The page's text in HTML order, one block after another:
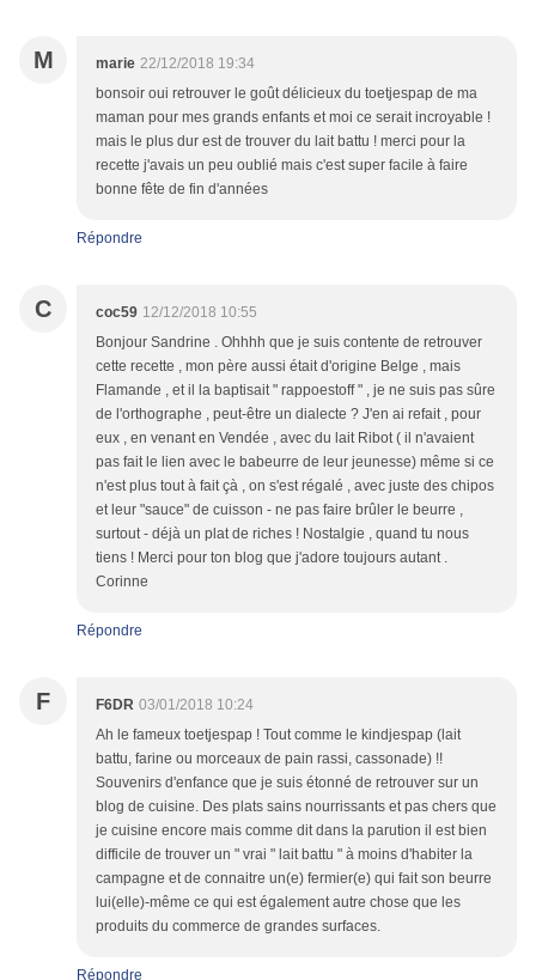
M marie 22/12/2018 19:34
bonsoir oui retrouver le goût délicieux du toetjespap de ma
maman pour mes grands enfants et moi ce serait incroyable !
mais le plus dur est de trouver du lait battu ! merci pour la
recette j'avais un peu oublié mais c'est super facile à faire
bonne fête de fin d'années
Répondre
C coc59 12/12/2018 10:55
Bonjour Sandrine . Ohhhh que je suis contente de retrouver
cette recette , mon père aussi était d'origine Belge , mais
Flamande , et il la baptisait " rappoestoff " , je ne suis pas sûre
de l'orthographe , peut-être un dialecte ? J'en ai refait , pour
eux , en venant en Vendée , avec du lait Ribot ( il n'avaient
pas fait le lien avec le babeurre de leur jeunesse) même si ce
n'est plus tout à fait çà , on s'est régalé , avec juste des chipos
et leur "sauce" de cuisson - ne pas faire brûler le beurre ,
surtout - déjà un plat de riches ! Nostalgie , quand tu nous
tiens ! Merci pour ton blog que j'adore toujours autant .
Corinne
Répondre
F F6DR 03/01/2018 10:24
Ah le fameux toetjespap ! Tout comme le kindjespap (lait
battu, farine ou morceaux de pain rassi, cassonade) !!
Souvenirs d'enfance que je suis étonné de retrouver sur un
blog de cuisine. Des plats sains nourrissants et pas chers que
je cuisine encore mais comme dit dans la parution il est bien
difficile de trouver un " vrai " lait battu " à moins d'habiter la
campagne et de connaitre un(e) fermier(e) qui fait son beurre
lui(elle)-même ce qui est également autre chose que les
produits du commerce de grandes surfaces.
Répondre